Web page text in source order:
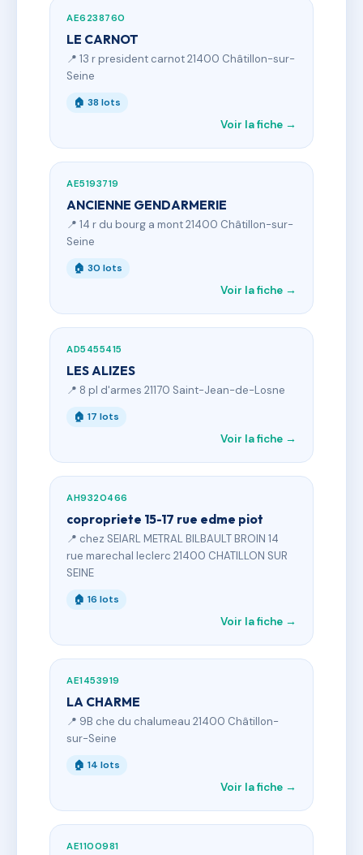
AE6238760
LE CARNOT
📍 13 r president carnot 21400 Châtillon-sur-
Seine
🏠 38 lots
Voir la fiche →
AE5193719
ANCIENNE GENDARMERIE
📍 14 r du bourg a mont 21400 Châtillon-sur-
Seine
🏠 30 lots
Voir la fiche →
AD5455415
LES ALIZES
📍 8 pl d'armes 21170 Saint-Jean-de-Losne
🏠 17 lots
Voir la fiche →
AH9320466
copropriete 15-17 rue edme piot
📍 chez SElARL METRAL BILBAULT BROIN 14
rue marechal leclerc 21400 CHATILLON SUR
SEINE
🏠 16 lots
Voir la fiche →
AE1453919
LA CHARME
📍 9B che du chalumeau 21400 Châtillon-
sur-Seine
🏠 14 lots
Voir la fiche →
AE1100981